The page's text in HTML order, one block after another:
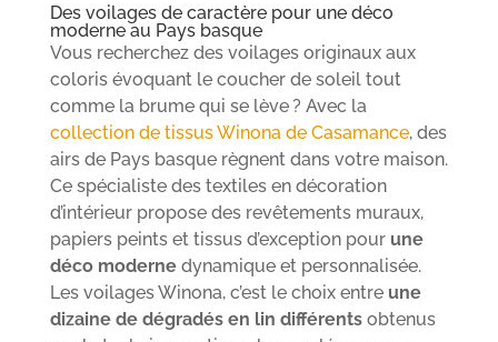
Des voilages de caractère pour une déco
moderne au Pays basque
Vous recherchez des voilages originaux aux
coloris évoquant le coucher de soleil tout
comme la brume qui se lève ? Avec la
collection de tissus Winona de Casamance, des
airs de Pays basque règnent dans votre maison.
Ce spécialiste des textiles en décoration
d’intérieur propose des revêtements muraux,
papiers peints et tissus d’exception pour une
déco moderne dynamique et personnalisée.
Les voilages Winona, c’est le choix entre une
dizaine de dégradés en lin différentsobtenus